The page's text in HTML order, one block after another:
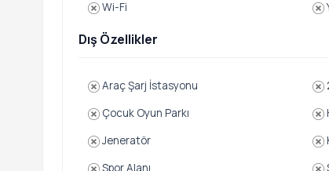
Wi-Fi
Dış Özellikler
Araç Şarj İstasyonu
Çocuk Oyun Parkı
Jeneratör
Spor Alanı